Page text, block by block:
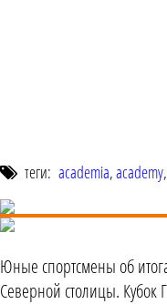
теги: academia,academy,
Юные спортсмены об
Северной столицы. Кубок